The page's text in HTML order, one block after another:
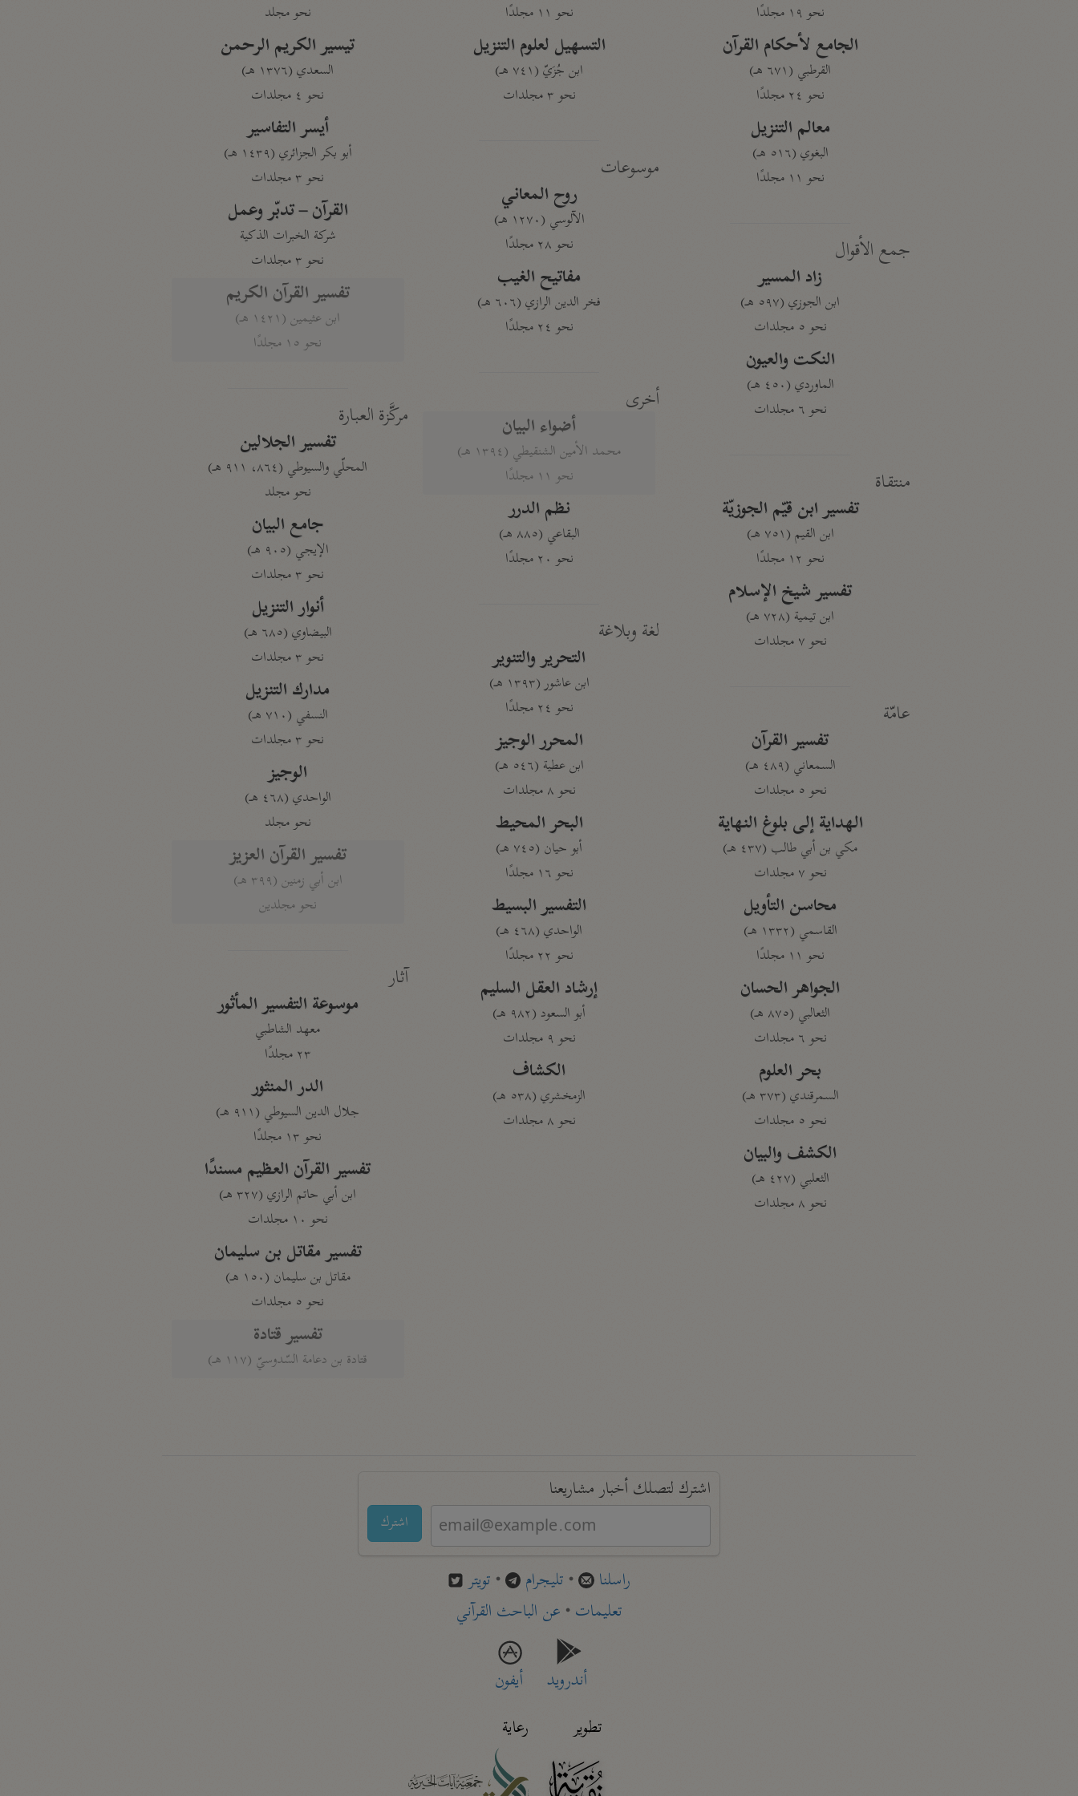
نحو ١٩ مجلدًا
الجامع لأحكام القرآن
القرطبي (٦٧١ هـ)
نحو ٢٤ مجلدًا
معالم التنزيل
البغوي (٥١٦ هـ)
نحو ١١ مجلدًا
جمع الأقوال
زاد المسير
ابن الجوزي (٥٩٧ هـ)
نحو ٥ مجلدات
النكت والعيون
الماوردي (٤٥٠ هـ)
نحو ٦ مجلدات
منتقاة
تفسير ابن قيّم الجوزيّة
ابن القيم (٧٥١ هـ)
نحو ١٢ مجلدًا
تفسير شيخ الإسلام
ابن تيمية (٧٢٨ هـ)
نحو ٧ مجلدات
عامّة
تفسير القرآن
السمعاني (٤٨٩ هـ)
نحو ٥ مجلدات
الهداية إلى بلوغ النهاية
مكي بن أبي طالب (٤٣٧ هـ)
نحو ٧ مجلدات
محاسن التأويل
القاسمي (١٣٣٢ هـ)
نحو ١١ مجلدًا
الجواهر الحسان
الثعالبي (٨٧٥ هـ)
نحو ٦ مجلدات
بحر العلوم
السمرقندي (٣٧٣ هـ)
نحو ٥ مجلدات
الكشف والبيان
الثعلبي (٤٢٧ هـ)
نحو ٨ مجلدات
نحو ١١ مجلدًا
التسهيل لعلوم التنزيل
ابن جُزَيّ (٧٤١ هـ)
نحو ٣ مجلدات
موسوعات
روح المعاني
الآلوسي (١٢٧٠ هـ)
نحو ٢٨ مجلدًا
مفاتيح الغيب
فخر الدين الرازي (٦٠٦ هـ)
نحو ٢٤ مجلدًا
أخرى
أضواء البيان
محمد الأمين الشنقيطي (١٣٩٤ هـ)
نحو ١١ مجلدًا
نظم الدرر
البقاعي (٨٨٥ هـ)
نحو ٢٠ مجلدًا
لغة وبلاغة
التحرير والتنوير
ابن عاشور (١٣٩٣ هـ)
نحو ٢٤ مجلدًا
المحرر الوجيز
ابن عطية (٥٤٦ هـ)
نحو ٨ مجلدات
البحر المحيط
أبو حيان (٧٤٥ هـ)
نحو ١٦ مجلدًا
التفسير البسيط
الواحدي (٤٦٨ هـ)
نحو ٢٢ مجلدًا
إرشاد العقل السليم
أبو السعود (٩٨٢ هـ)
نحو ٩ مجلدات
الكشاف
الزمخشري (٥٣٨ هـ)
نحو ٨ مجلدات
نحو مجلد
تيسير الكريم الرحمن
السعدي (١٣٧٦ هـ)
نحو ٤ مجلدات
أيسر التفاسير
أبو بكر الجزائري (١٤٣٩ هـ)
نحو ٣ مجلدات
القرآن – تدبّر وعمل
شركة الخبرات الذكية
نحو ٣ مجلدات
تفسير القرآن الكريم
ابن عثيمين (١٤٢١ هـ)
نحو ١٥ مجلدًا
مركَّزة العبارة
تفسير الجلالين
المحلّي والسيوطي (٨٦٤، ٩١١ هـ)
نحو مجلد
جامع البيان
الإيجي (٩٠٥ هـ)
نحو ٣ مجلدات
أنوار التنزيل
البيضاوي (٦٨٥ هـ)
نحو ٣ مجلدات
مدارك التنزيل
النسفي (٧١٠ هـ)
نحو ٣ مجلدات
الوجيز
الواحدي (٤٦٨ هـ)
نحو مجلد
تفسير القرآن العزيز
ابن أبي زمنين (٣٩٩ هـ)
نحو مجلدين
آثار
موسوعة التفسير المأثور
معهد الشاطبي
٢٣ مجلدًا
الدر المنثور
جلال الدين السيوطي (٩١١ هـ)
نحو ١٣ مجلدًا
تفسير القرآن العظيم مسندًا
ابن أبي حاتم الرازي (٣٢٧ هـ)
نحو ١٠ مجلدات
تفسير مقاتل بن سليمان
مقاتل بن سليمان (١٥٠ هـ)
نحو ٥ مجلدات
تفسير قتادة
قتادة بن دعامة السّدوسيّ (١١٧ هـ)
اشترك لتصلك أخبار مشاريعنا
اشترك
راسلنا • تليجرام • تويتر
تعليمات• عن الباحث القرآني
أندرويد
أيفون
تطوير
رعاية